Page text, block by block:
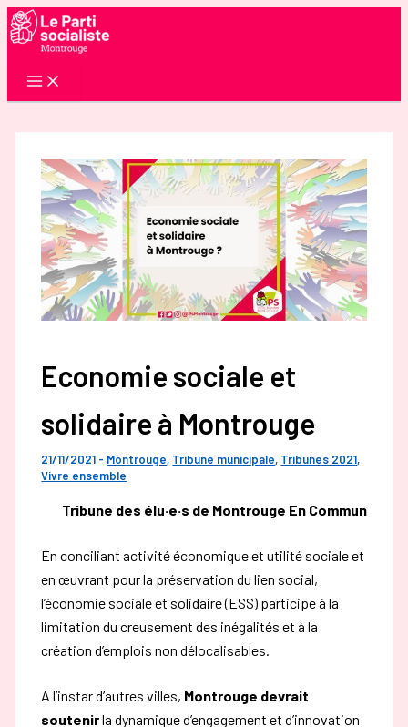
Aller
au
Economie sociale et
solidaire à Montrouge
21/11/2021 - Montrouge, Tribune municipale, Tribunes 2021,
Vivre ensemble
Tribune des élu·e·s de Montrouge En Commun
En conciliant activité économique et utilité sociale et
en œuvrant pour la préservation du lien social,
l’économie sociale et solidaire (ESS) participe à la
limitation du creusement des inégalités et à la
création d’emplois non délocalisables.
A l’instar d’autres villes, Montrouge devrait
soutenirla dynamique d’engagement et d’innovation